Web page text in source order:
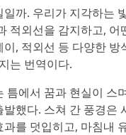
까. 우리가 지각하는
적외선을 감지하고,
, 적외선 등 다양한
는 번역이다.
에서 꿈과 현실이 스
했다. 스쳐 간 풍경
를 덧입히고, 마침내